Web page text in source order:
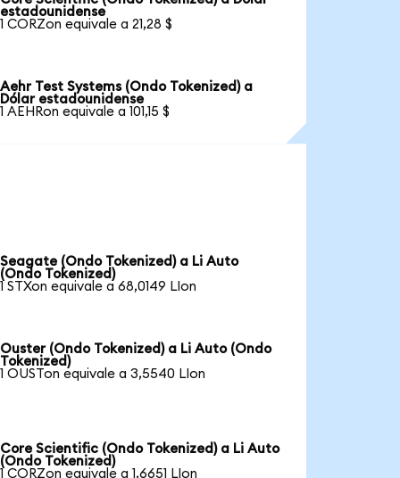
estadounidense
1 CORZon equivale a 21,28 $
Aehr Test Systems (Ondo Tokenized) a
Dólar estadounidense
1 AEHRon equivale a 101,15 $
Seagate (Ondo Tokenized) a Li Auto
(Ondo Tokenized)
1 STXon equivale a 68,0149 LIon
Ouster (Ondo Tokenized) a Li Auto (Ondo
Tokenized)
1 OUSTon equivale a 3,5540 LIon
Core Scientific (Ondo Tokenized) a Li Auto
(Ondo Tokenized)
1 CORZon equivale a 1,6651 LIon